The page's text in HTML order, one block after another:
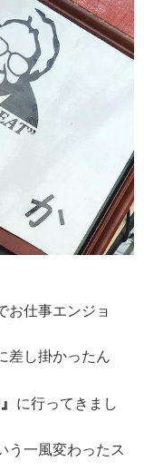
お仕事エンジョ
差し掛かったん
に行ってきまし
う一風変わったス